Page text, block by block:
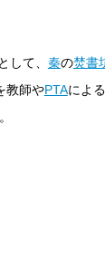
して、 秦の焚書
教師やPTAによる